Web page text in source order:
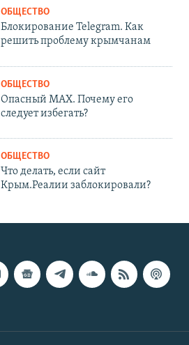
ОБЩЕСТВО
Блокирование Telegram. Как
решить проблему крымчанам
ОБЩЕСТВО
Опасный MAX. Почему его
следует избегать?
ОБЩЕСТВО
Что делать, если сайт
Крым.Реалии заблокировали?